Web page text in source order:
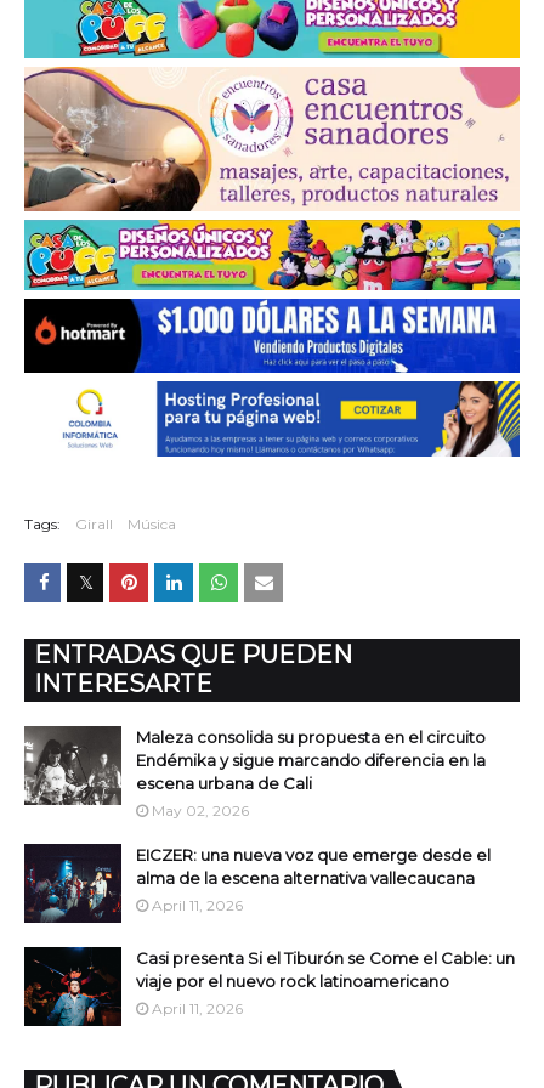
Tags: Girall Música
ENTRADAS QUE PUEDEN
INTERESARTE
Maleza consolida su propuesta en el circuito
Endémika y sigue marcando diferencia en la
escena urbana de Cali
May 02, 2026
EICZER: una nueva voz que emerge desde el
alma de la escena alternativa vallecaucana
April 11, 2026
Casi presenta Si el Tiburón se Come el Cable: un
viaje por el nuevo rock latinoamericano
April 11, 2026